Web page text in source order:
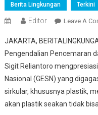
Berita Lingkungan Terkini
Editor Leave A
JAKARTA,
Pengendalian Pencemaran
Sigit Reliantoro
Nasional (GESN) yang
sirkular, khususnya plastik,
akan plastik seakan tidak